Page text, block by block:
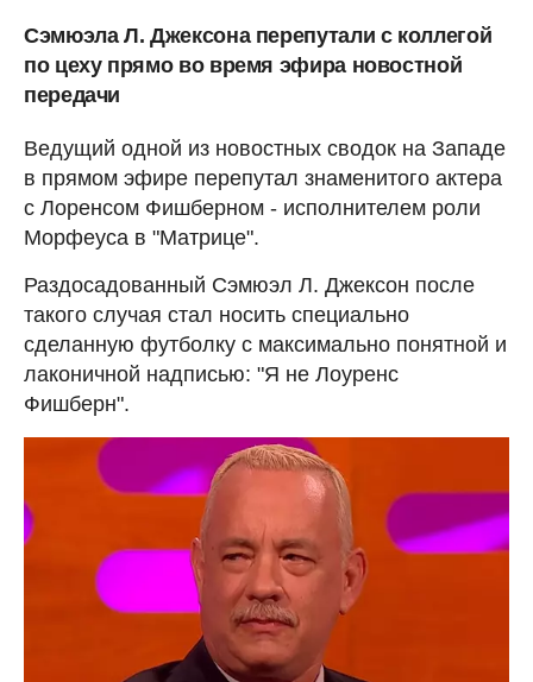
Сэмюэла Л. Джексона перепутали с коллегой
по цеху прямо во время эфира новостной
передачи
Ведущий одной из новостных сводок на Западе
в прямом эфире перепутал знаменитого актера
с Лоренсом Фишберном - исполнителем роли
Морфеуса в "Матрице".
Раздосадованный Сэмюэл Л. Джексон после
такого случая стал носить специально
сделанную футболку с максимально понятной и
лаконичной надписью: "Я не Лоуренс
Фишберн".